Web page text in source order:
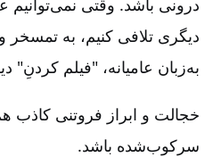
درونی باشد. وقتی
دیگری تلافی کنیم‌، به تمسخر و
به‌زبان عامیانه‌، "فیلم
خجالت‌ و ابراز فروتنی کاذب
سرکوب‌شده باشد.